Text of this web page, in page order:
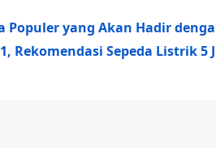
Populer yang Akan Hadir
Rekomendasi Sepeda Listrik